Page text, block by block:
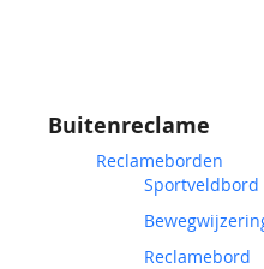
Buitenreclame
Reclameborden
Sportveldbord
Reclamebord